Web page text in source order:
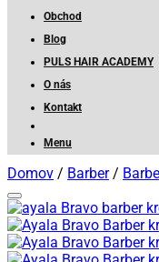
Obchod
Blog
PULS HAIR ACADEMY
O nás
Kontakt
Menu
Domov / Barber /